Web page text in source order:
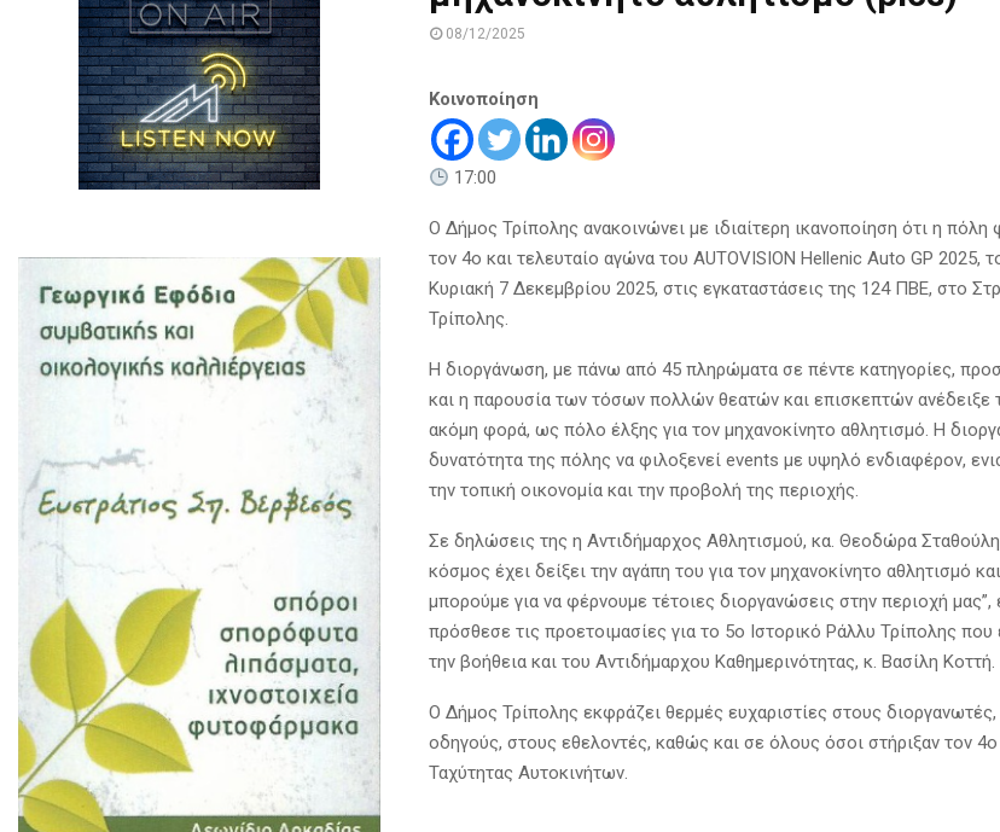
08/12/2025
Κοινοποίηση
17:00
Ο Δήμος Τρίπολης ανακοινώνει με ιδιαίτερη ικανοποίηση ότι η πόλη
τον 4ο και τελευταίο αγώνα του AUTOVISION Hellenic Auto GP 2025,
Κυριακή 7 Δεκεμβρίου 2025, στις εγκαταστάσεις της 124 ΠΒΕ, στο
Τρίπολης.
Η διοργάνωση, με πάνω από 45 πληρώματα σε πέντε κατηγορίες,
και η παρουσία των τόσων πολλών θεατών και επισκεπτών ανέδειξε
ακόμη φορά, ως πόλο έλξης για τον μηχανοκίνητο αθλητισμό. Η
δυνατότητα της πόλης να φιλοξενεί events με υψηλό ενδιαφέρον,
την τοπική οικονομία και την προβολή της περιοχής.
Σε δηλώσεις της η Αντιδήμαρχος Αθλητισμού, κα. Θεοδώρα
κόσμος έχει δείξει την αγάπη του για τον μηχανοκίνητο αθλητισμό
μπορούμε για να φέρνουμε τέτοιες διοργανώσεις στην περιοχή
πρόσθεσε τις προετοιμασίες για το 5ο Ιστορικό Ράλλυ Τρίπολης που
την βοήθεια και του Αντιδήμαρχου Καθημερινότητας, κ. Βασίλη Κοττή.
Ο Δήμος Τρίπολης εκφράζει θερμές ευχαριστίες στους
οδηγούς, στους εθελοντές, καθώς και σε όλους όσοι στήριξαν τον
Ταχύτητας Αυτοκινήτων.